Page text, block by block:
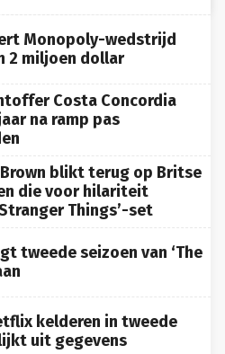
Monopoly-wedstrijd
2 miljoen dollar
Costa Concordia
na ramp pas
blikt terug op Britse
die voor hilariteit
Things’-set
tweede seizoen van ‘The
kelderen in tweede
uit gegevens